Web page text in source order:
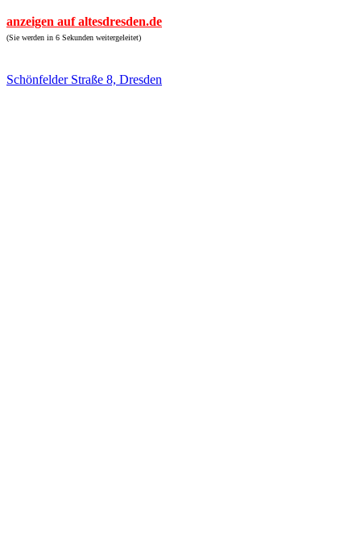
anzeigen auf altesdresden.de
(Sie werden in 6 Sekunden weitergeleitet)
Schönfelder Straße 8, Dresden